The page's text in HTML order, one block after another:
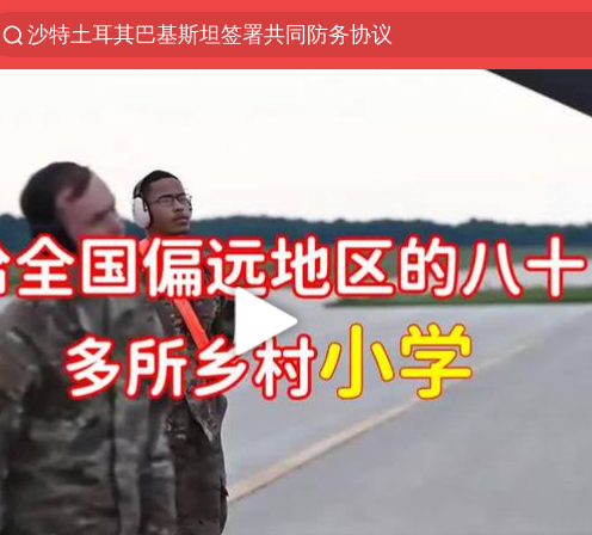
沙特土耳其巴基斯坦签署共同防务协议
全球首个长时储能一体化产业园量产
台风白海豚已进入24小时警戒线
四川宜宾市高县4.9级地震致1人死亡
中国女篮70-67险胜尼日利亚女篮
名创优品回应女子吐槽内裤质量差
上海：台风白海豚或将带来龙卷风
国防部：中国军队坚决反制任何闹海挑衅图谋
U17国足三连胜晋级明日之星半决赛